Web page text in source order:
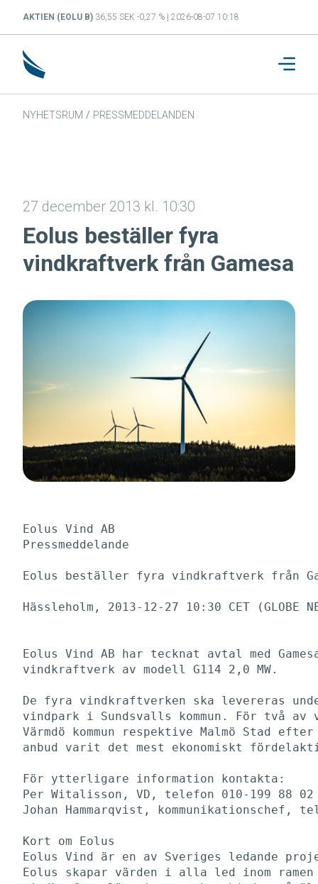
AKTIEN (EOLU B) 36,55 SEK -0,27 % | 2026-08-07 10:18
NYHETSRUM / PRESSMEDDELANDEN
27 december 2013 kl. 10:30
Eolus beställer fyra
vindkraftverk från Gamesa
Eolus Vind AB
Pressmeddelande
Eolus beställer fyra vindkraftverk från
Hässleholm, 2013-12-27 10:30 CET (GLOBE
Eolus Vind AB har tecknat avtal med
vindkraftverk av modell G114 2,0 MW.
De fyra vindkraftverken ska levereras
vindpark i Sundsvalls kommun. För två av
Värmdö kommun respektive Malmö Stad
anbud varit det mest ekonomiskt
För ytterligare information kontakta:
Per Witalisson, VD, telefon 010-199 88 02
Johan Hammarqvist, kommunikationschef,
Kort om Eolus
Eolus Vind är en av Sveriges ledande
Eolus skapar värden i alla led inom